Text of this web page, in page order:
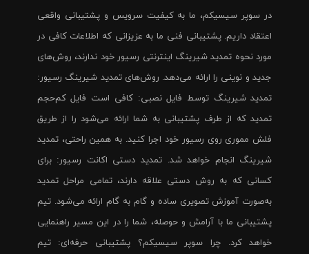
در سوپر سیسیکم، ما به کیفیت سرویس و پشتیبانی واقعی
اعتقاد داریم. پشتیبانی فنی ما به عزیزانی که اطلاعات کافی در
مورد نحوه تمدید شیرینگ اینترنتی رسیور خود ندارند، روش‌های
جدید و نوینی را ارائه می‌دهد. روش‌های تمدید شیرینگ رسیور:
تمدید شیرینگ توسط فایل نصبی: کافی است فایل کم‌حجم
تمدید که از طرف پشتیبانی به شما ارائه می‌شود را از طریق
فلش مموری روی رسیور خود اجرا کنید. به همین راحتی، تمدید
شیرینگ انجام خواهد شد. تمدید دستی اکانت رسیور: برای
کسانی که به روش دستی علاقه دارند، تمامی مراحل تمدید
به‌صورت آموزش تصویری ساده و گام به گام ارائه می‌شود. تیم
پشتیبانی ما با آرامش و حوصله، شما را در این مسیر راهنمایی
خواهد کرد. چرا سوپر سیسیکم؟ پشتیبانی حرفه‌ای: تیم